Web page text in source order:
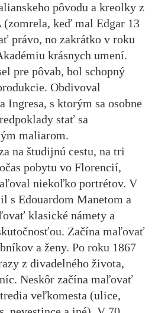
pôvodu a kreolky z
(zomrela, keď mal Edgar 13
právo, no zakrátko v roku
krásnych umení.
pre pôvab, bol schopný
Obdivoval
Ingresa, s ktorým sa osobne
stať sa
maliarom.
na študijnú cestu, na tri
pobytu vo Florencií,
niekoľko portrétov. V
s Edouardom Manetom a
klasické námety a
Začína maľovať
a ženy. Po roku 1867
z divadelného života,
Neskôr začína maľovať
veľkomesta (ulice,